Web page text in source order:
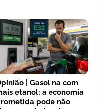
| Gasolina com
etanol: a economia
pode não